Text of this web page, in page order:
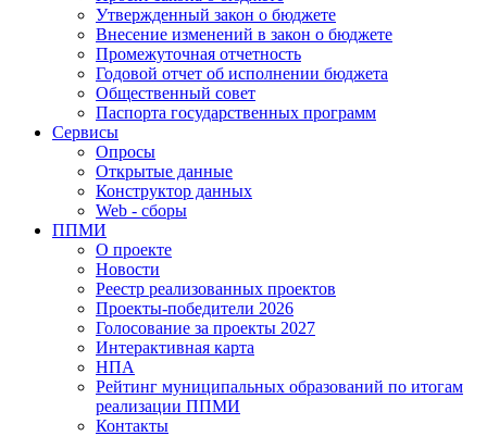
Утвержденный закон о бюджете
Внесение изменений в закон о бюджете
Промежуточная отчетность
Годовой отчет об исполнении бюджета
Общественный совет
Паспорта государственных программ
Сервисы
Опросы
Открытые данные
Конструктор данных
Web - сборы
ППМИ
О проекте
Новости
Реестр реализованных проектов
Проекты-победители 2026
Голосование за проекты 2027
Интерактивная карта
НПА
Рейтинг муниципальных образований по итогам
реализации ППМИ
Контакты